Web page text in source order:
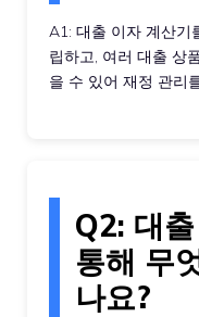
A1: 대출 이자 계산기
립하고, 여러 대출 상
을 수 있어 재정 관리
Q2: 대
통해 무
나요?